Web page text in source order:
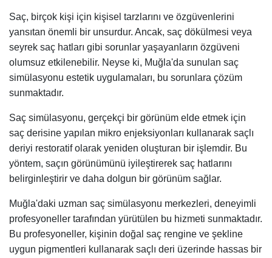
Saç, birçok kişi için kişisel tarzlarını ve özgüvenlerini
yansıtan önemli bir unsurdur. Ancak, saç dökülmesi veya
seyrek saç hatları gibi sorunlar yaşayanların özgüveni
olumsuz etkilenebilir. Neyse ki, Muğla'da sunulan saç
simülasyonu estetik uygulamaları, bu sorunlara çözüm
sunmaktadır.
Saç simülasyonu, gerçekçi bir görünüm elde etmek için
saç derisine yapılan mikro enjeksiyonları kullanarak saçlı
deriyi restoratif olarak yeniden oluşturan bir işlemdir. Bu
yöntem, saçın görünümünü iyileştirerek saç hatlarını
belirginleştirir ve daha dolgun bir görünüm sağlar.
Muğla'daki uzman saç simülasyonu merkezleri, deneyimli
profesyoneller tarafından yürütülen bu hizmeti sunmaktadır.
Bu profesyoneller, kişinin doğal saç rengine ve şekline
uygun pigmentleri kullanarak saçlı deri üzerinde hassas bir